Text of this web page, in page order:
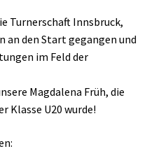
Turnerschaft Innsbruck,
an den Start gegangen und
im Feld der
Magdalena Früh, die
Klasse U20 wurde!